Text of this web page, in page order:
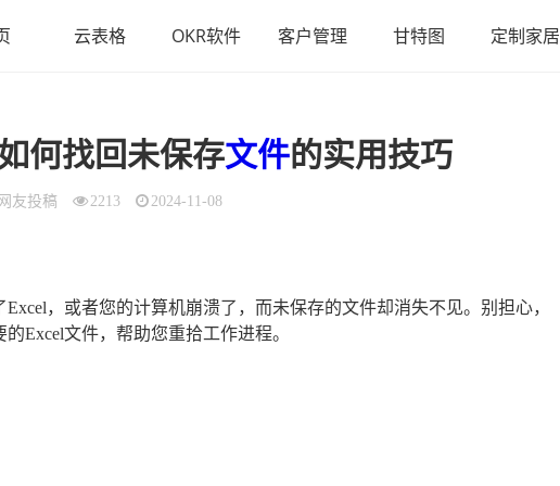
云表格 OKR软件 客户管理 甘特图 定制家居
何找回未保存文件的实用技巧
网友投稿 2213 2024-11-08
，或者您的计算机崩溃了，而未保存的文件却消失不见。别担心，
Excel文件，帮助您重拾工作进程。